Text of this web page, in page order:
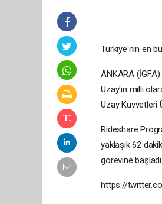
Türkiye'nin en
ANKARA
Uzay'ın milli
Uzay Kuvvetleri
Rideshare
yaklaşık 62
görevine
https://